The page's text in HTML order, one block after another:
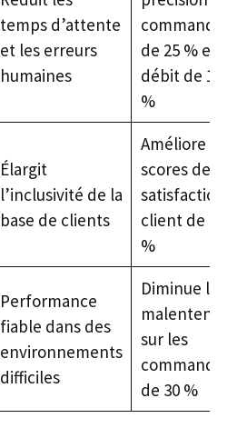
temps d’attente
et les erreurs
humaines
commandes
de 25 % et le
débit de 15
%
Élargit
l’inclusivité de la
base de clients
Améliore les
scores de
satisfaction
client de 18
%
Performance
fiable dans des
environnements
difficiles
Diminue les
sur les
commandes
de 30 %